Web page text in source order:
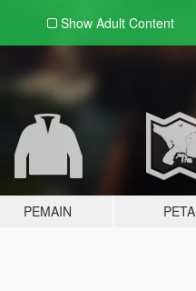
Show Adult Content
PEMAIN PETA